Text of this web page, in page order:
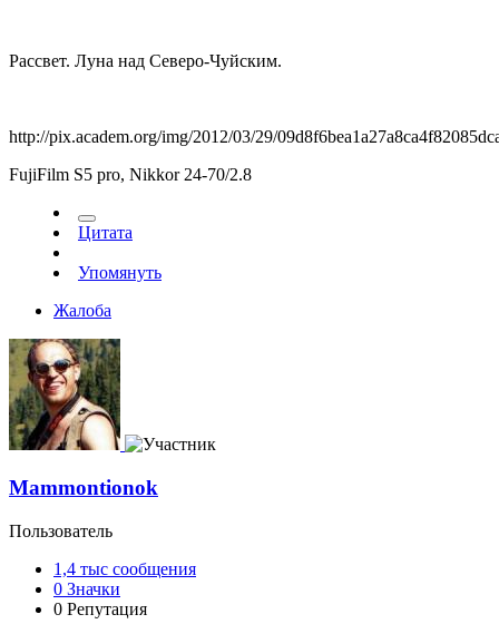
Рассвет. Луна над Северо-Чуйским.
http://pix.academ.org/img/2012/03/29/
FujiFilm S5 pro, Nikkor 24-70/2.8
Цитата
Упомянуть
Жалоба
Mammontionok
Пользователь
1,4 тыс сообщения
0 Значки
0 Репутация